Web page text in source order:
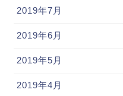
2019年7月
2019年6月
2019年5月
2019年4月